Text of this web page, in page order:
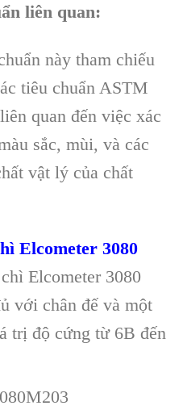
liên quan:
này tham chiếu
tiêu chuẩn ASTM
quan đến việc xác
sắc, mùi, và các
vật lý của chất
Elcometer 3080
Elcometer 3080
với chân đế và một
trị độ cứng từ 6B đến